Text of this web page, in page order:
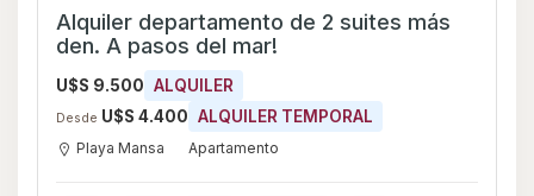
Alquiler departamento de 2 suites más
den. A pasos del mar!
U$S 9.500 ALQUILER
Desde U$S 4.400 ALQUILER TEMPORAL
Playa Mansa Apartamento